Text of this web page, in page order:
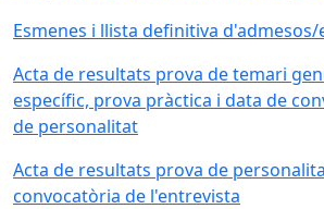
Esmenes i llista definitiva d'admesos/
Acta de resultats prova de temari
específic, prova pràctica i data de
de personalitat
Acta de resultats prova de
convocatòria de l'entrevista